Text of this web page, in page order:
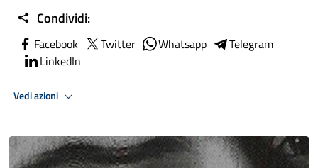
Condividi:
Facebook Twitter Whatsapp
Telegram
LinkedIn
Vedi azioni